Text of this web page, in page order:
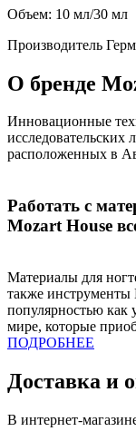
Объем: 10 мл/30 мл
Производитель
О бренде
Инновационные
исследовательских
расположенных в
Работать с
Mozart House
Материалы для
также инструменты
популярностью как
мире, которые
ПОДРОБНЕЕ
Доставка и
В интернет-